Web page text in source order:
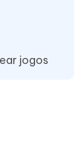
jogos